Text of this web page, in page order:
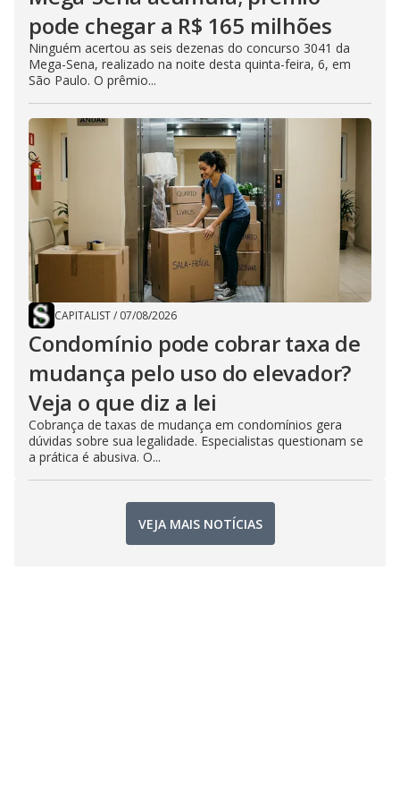
pode chegar a R$ 165 milhões
Ninguém acertou as seis dezenas do concurso 3041 da
Mega-Sena, realizado na noite desta quinta-feira, 6, em
São Paulo. O prêmio...
CAPITALIST/ 07/08/2026
Condomínio pode cobrar taxa de
mudança pelo uso do elevador?
Veja o que diz a lei
Cobrança de taxas de mudança em condomínios gera
dúvidas sobre sua legalidade. Especialistas questionam se
a prática é abusiva. O...
VEJA MAIS NOTÍCIAS